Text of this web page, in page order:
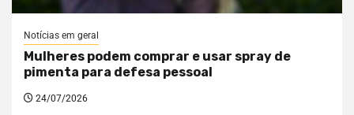
Notícias em geral
Mulheres podem comprar e usar spray de
pimenta para defesa pessoal
24/07/2026